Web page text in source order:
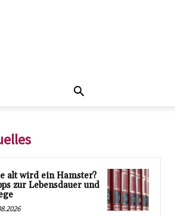
alt wird ein Hamster?
zur Lebensdauer und